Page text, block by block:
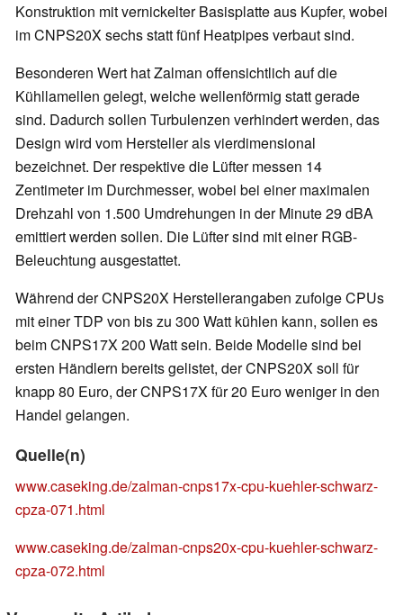
Konstruktion mit vernickelter Basisplatte aus Kupfer, wobei
im CNPS20X sechs statt fünf Heatpipes verbaut sind.
Besonderen Wert hat Zalman offensichtlich auf die
Kühllamellen gelegt, welche wellenförmig statt gerade
sind. Dadurch sollen Turbulenzen verhindert werden, das
Design wird vom Hersteller als vierdimensional
bezeichnet. Der respektive die Lüfter messen 14
Zentimeter im Durchmesser, wobei bei einer maximalen
Drehzahl von 1.500 Umdrehungen in der Minute 29 dBA
emittiert werden sollen. Die Lüfter sind mit einer RGB-
Beleuchtung ausgestattet.
Während der CNPS20X Herstellerangaben zufolge CPUs
mit einer TDP von bis zu 300 Watt kühlen kann, sollen es
beim CNPS17X 200 Watt sein. Beide Modelle sind bei
ersten Händlern bereits gelistet, der CNPS20X soll für
knapp 80 Euro, der CNPS17X für 20 Euro weniger in den
Handel gelangen.
Quelle(n)
www.caseking.de/zalman-cnps17x-cpu-kuehler-schwarz-
cpza-071.html
www.caseking.de/zalman-cnps20x-cpu-kuehler-schwarz-
cpza-072.html